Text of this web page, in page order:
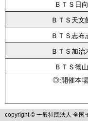
ＢＴＳ日向
ＢＴＳ天文
ＢＴＳ志布
ＢＴＳ加治
ＢＴＳ徳山
◎:開催本
copyright © 一般社団法人 全国